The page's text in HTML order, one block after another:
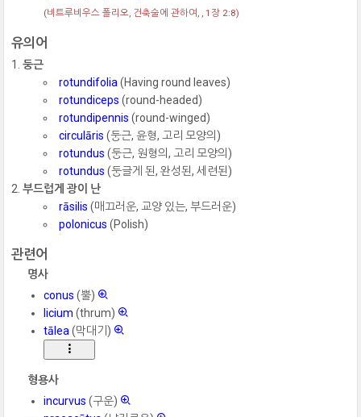
(비트루비우스 폴리오, 건축술에 관하여, , 1장 2:8)
유의어
둥근
rotundifolia (Having round leaves)
rotundiceps (round-headed)
rotundipennis (round-winged)
circulāris (둥근, 윤형, 고리 모양의)
rotundus (둥근, 원형의, 고리 모양의)
rotundus (둥글게 된, 완성된, 세련된)
부드럽게 광이 난
rāsilis (매끄러운, 교양 있는, 부드러운)
polonicus (Polish)
관련어
명사
conus (뿔)
licium (thrum)
tālea (막대기)
형용사
incurvus (구운)